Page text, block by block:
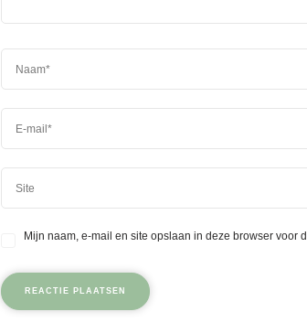
Mijn naam, e-mail en site opslaan in deze browser voor